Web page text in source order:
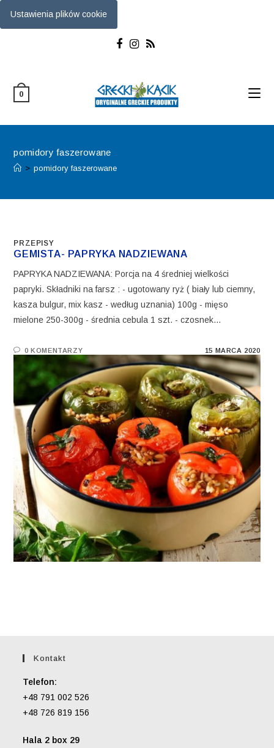
Ustawienia plików cookie
0
pomidory faszerowane
> pomidory faszerowane
PRZEPISY
GEMISTA- PAPRYKA NADZIEWANA
PAPRYKA NADZIEWANA: Porcja na 4 średniej wielkości
papryki. Składniki na farsz : - ugotowany ryż ( biały lub ciemny,
kasza bulgur, mix kasz - według uznania) 100g - mięso
mielone 250-300g - średnia cebula 1 szt. - czosnek…
0 KOMENTARZY 15 MARCA 2020
Kontakt
Telefon:
+48 791 002 526
+48 726 819 156
Hala 2 box 29